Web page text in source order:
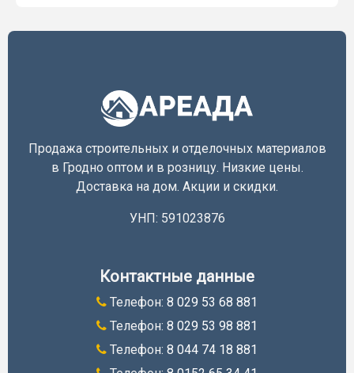
Продажа строительных и отделочных материалов
в Гродно оптом и в розницу. Низкие цены.
Доставка на дом. Акции и скидки.
УНП: 591023876
Контактные данные
Телефон: 8 029 53 68 881
Телефон: 8 029 53 98 881
Телефон: 8 044 74 18 881